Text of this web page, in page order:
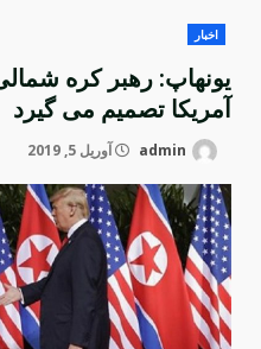
اخبار
یونهاپ: رهبر کره
آمریکا تصمیم می گیرد
آوریل 5, 2019